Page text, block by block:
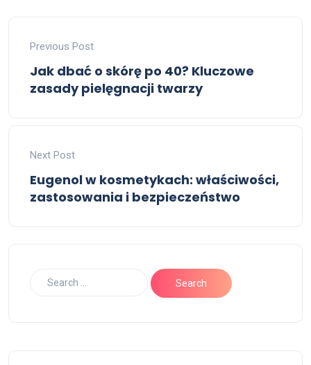
Previous Post
Jak dbać o skórę po 40? Kluczowe
zasady pielęgnacji twarzy
Next Post
Eugenol w kosmetykach: właściwości,
zastosowania i bezpieczeństwo